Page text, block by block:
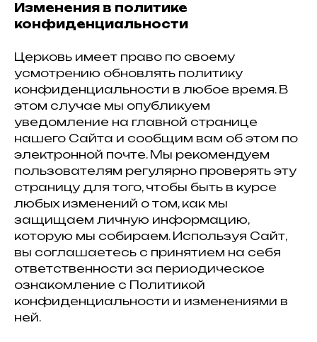
Изменения в политике
конфиденциальности
Церковь имеет право по своему
усмотрению обновлять политику
конфиденциальности в любое время. В
этом случае мы опубликуем
уведомление на главной странице
нашего Сайта и сообщим вам об этом по
электронной почте. Мы рекомендуем
пользователям регулярно проверять эту
страницу для того, чтобы быть в курсе
любых изменений о том, как мы
защищаем личную информацию,
которую мы собираем. Используя Сайт,
вы соглашаетесь с принятием на себя
ответственности за периодическое
ознакомление с Политикой
конфиденциальности и изменениями в
ней.